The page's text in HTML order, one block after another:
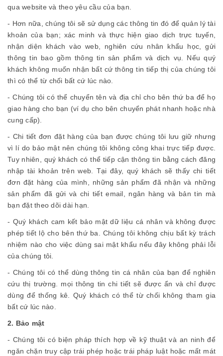
qua website và theo yêu cầu của bạn.
- Hơn nữa, chúng tôi sẽ sử dụng các thông tin đó để quản lý tài
khoản của bạn; xác minh và thực hiện giao dịch trực tuyến,
nhận diện khách vào web, nghiên cứu nhân khẩu học, gửi
thông tin bao gồm thông tin sản phẩm và dịch vụ. Nếu quý
khách không muốn nhận bất cứ thông tin tiếp thị của chúng tôi
thì có thể từ chối bất cứ lúc nào.
- Chúng tôi có thể chuyển tên và địa chỉ cho bên thứ ba để họ
giao hàng cho bạn (ví dụ cho bên chuyển phát nhanh hoặc nhà
cung cấp).
- Chi tiết đơn đặt hàng của bạn được chúng tôi lưu giữ nhưng
vì lí do bảo mật nên chúng tôi không công khai trực tiếp được.
Tuy nhiên, quý khách có thể tiếp cận thông tin bằng cách đăng
nhập tài khoản trên web. Tại đây, quý khách sẽ thấy chi tiết
đơn đặt hàng của mình, những sản phẩm đã nhận và những
sản phẩm đã gửi và chi tiết email, ngân hàng và bản tin mà
bạn đặt theo dõi dài hạn.
- Quý khách cam kết bảo mật dữ liệu cá nhân và không được
phép tiết lộ cho bên thứ ba. Chúng tôi không chịu bất kỳ trách
nhiệm nào cho việc dùng sai mật khẩu nếu đây không phải lỗi
của chúng tôi.
- Chúng tôi có thể dùng thông tin cá nhân của bạn để nghiên
cứu thị trường. mọi thông tin chi tiết sẽ được ẩn và chỉ được
dùng để thống kê. Quý khách có thể từ chối không tham gia
bất cứ lúc nào.
2. Bảo mật
- Chúng tôi có biện pháp thích hợp về kỹ thuật và an ninh để
ngăn chặn truy cập trái phép hoặc trái pháp luật hoặc mất mát